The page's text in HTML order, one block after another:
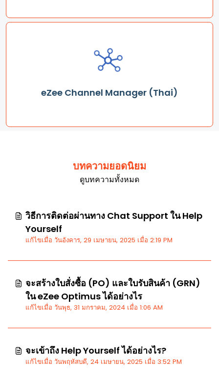
eZee Channel Manager (Thai)
บทความยอดนิยม
ดูบทความทั้งหมด
วิธีการติดต่อผ่านทาง Chat Support ใน Help
Yourself
แก้ไขเมื่อ วันอังคาร, 29 เมษายน, 2025 เมื่อ 2:19 PM
จะสร้างใบสั่งซื้อ (PO) และใบรับสินค้า (GRN)
ใน eZee Optimus ได้อย่างไร
แก้ไขเมื่อ วันพุธ, 31 มกราคม, 2024 เมื่อ 1:06 AM
จะเข้าถึง Help Yourself ได้อย่างไร?
แก้ไขเมื่อ วันพฤหัสบดี, 24 เมษายน, 2025 เมื่อ 3:52 PM